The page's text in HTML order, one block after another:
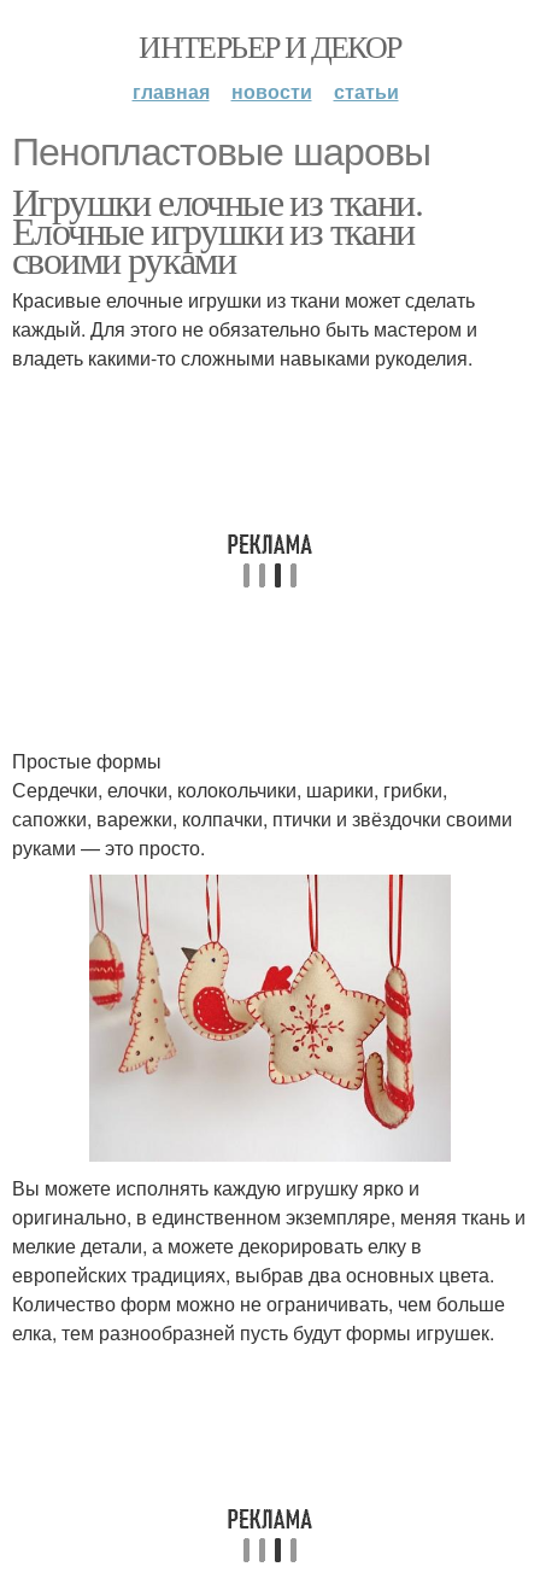
ИНТЕРЬЕР И ДЕКОР
главная новости статьи
Пенопластовые шаровы
Игрушки елочные из ткани.
Елочные игрушки из ткани
своими руками
Красивые елочные игрушки из ткани может сделать
каждый. Для этого не обязательно быть мастером и
владеть какими-то сложными навыками рукоделия.
Простые формы
Сердечки, елочки, колокольчики, шарики, грибки,
сапожки, варежки, колпачки, птички и звёздочки своими
руками — это просто.
Вы можете исполнять каждую игрушку ярко и
оригинально, в единственном экземпляре, меняя ткань и
мелкие детали, а можете декорировать елку в
европейских традициях, выбрав два основных цвета.
Количество форм можно не ограничивать, чем больше
елка, тем разнообразней пусть будут формы игрушек.